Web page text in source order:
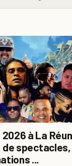
à La
de
...